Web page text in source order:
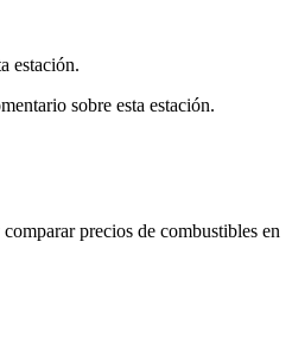
estación.
sobre esta estación.
precios de combustibles en